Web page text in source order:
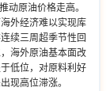
动原油价格走高。
外经济难以实现库
续三周超季节性回
海外原油基本面改
低位，对原料利好
现高位滞涨。